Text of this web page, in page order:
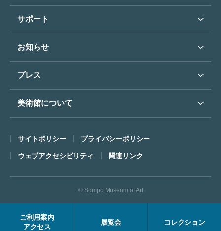
ご利用案内
アクセス
展覧会 コレクション
フロアマップ
ミュージアムショップ
カフェ
東郷青児
コレクションハイライト
教育普及トップ
オンラインで美術鑑賞
博物館実習について
サポート
よくあるご質問
東郷⻘児作品著作権申請
お知らせ
お知らせトップ
プレス
プレスリリーストップ
美術館について
ごあいさつ
コンセプト
沿革
FACEアーカイブス
サイトポリシー プライバシーポリシー
ウェブアクセシビリティ 関連リンク
© Sompo Museum of Art